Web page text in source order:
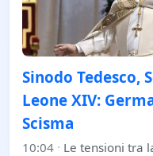
Sinodo Tedesco,
Leone XIV:
Scisma
10:04 · Le tensioni tra